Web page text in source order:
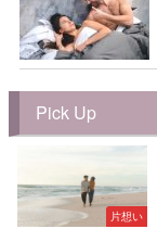
Pick Up
片想い